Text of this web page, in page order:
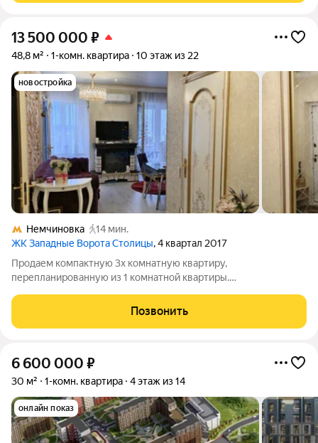
13 500 000 ₽
48,8 м² 1-комн. квартира 10 этаж из 22
новостройка
Немчиновка
14 мин.
ЖК Западные Ворота Столицы, 4 квартал 2017
Продаем компактную 3х комнатную квартиру,
перепланированную из 1 комнатной квартиры.
женским шармом. В ремонте использованы дорогие
материалы, барельеф ручной работы украшает стену
Позвонить
6 600 000 ₽
30 м² 1-комн. квартира 4 этаж из 14
онлайн показ